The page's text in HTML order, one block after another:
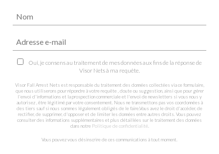
Oui, je consens au traitement de mes données aux fins de la réponse de
Visor Nets à ma requête.
Visor Fall Arrest Nets est responsable du traitement des données collectées via ce formulaire,
que nous utiliserons pour répondre à votre requête , doute ou suggestion, ainsi que pour gérer
l'envoi d'informations et la prospection commerciale et l'envoi de newsletters si vous nous y
autorisez , être légitimé par votre consentement. Nous ne transmettons pas vos coordonnées à
des tiers sauf si nous sommes légalement obligés de le faire.Vous avez le droit d'accéder, de
rectifier, de supprimer, d'opposer et de limiter les données entre autres droits. Vous pouvez
consulter des informations supplémentaires et plus détaillées sur le traitement des données
dans notre Politique de confidentialité
Vous pouvez vous désinscrire de ces communications à tout moment.